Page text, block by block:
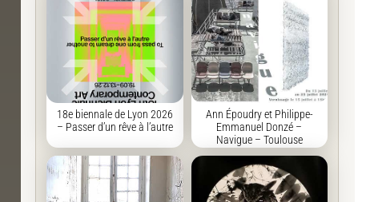
18e biennale de Lyon 2026
– Passer d’un rêve à l’autre
Ann Époudry et Philippe-
Emmanuel Donzé –
Navigue – Toulouse